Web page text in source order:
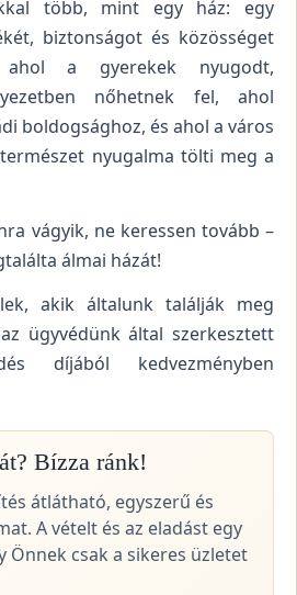
több, mint egy ház: egy
biztonságot és közösséget
a gyerekek nyugodt,
nőhetnek fel, ahol
boldogsághoz, és ahol a város
nyugalma tölti meg a
vágyik, ne keressen tovább –
álmai házát!
akik általunk találják meg
ügyvédünk által szerkesztett
díjából kedvezményben
Bízza ránk!
átlátható, egyszerű és
A vételt és az eladást egy
Önnek csak a sikeres üzletet